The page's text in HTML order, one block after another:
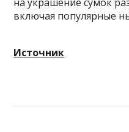
на украшение сумок
включая популярные
Источник